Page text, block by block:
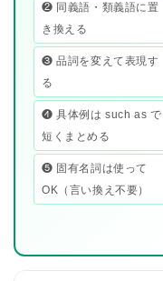
❷ 同義語・類義語に置
き換える
❸ 品詞を変えて表現す
る
❹ 具体例は such as で
短くまとめる
❺ 固有名詞は使って
OK（言い換え不要）